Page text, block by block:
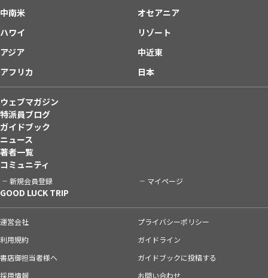
中南米
オセアニア
ハワイ
リゾート
アジア
中近東
アフリカ
日本
ウェブマガジン
特派員ブログ
ガイドブック
ニュース
著者一覧
コミュニティ
新規会員登録 マイページ
GOOD LUCK TRIP
運営会社
プライバシーポリシー
利用規約
ガイドライン
書店御担当者様へ
ガイドブックに投稿する
採用情報
お問い合わせ